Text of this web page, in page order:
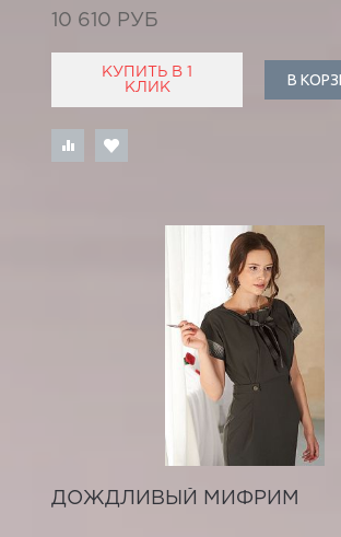
10 610 РУБ
КУПИТЬ В 1
КЛИК
В
ДОЖДЛИВЫЙ МИФРИМ